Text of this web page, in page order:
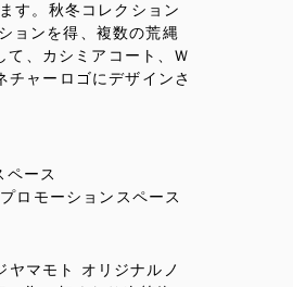
す。秋冬コレクション
ョンを得、複数の荒縄
、カシミアコート、Ｗ
ャーロゴにデザインさ
ース
ロモーションスペース
マモト オリジナルノ